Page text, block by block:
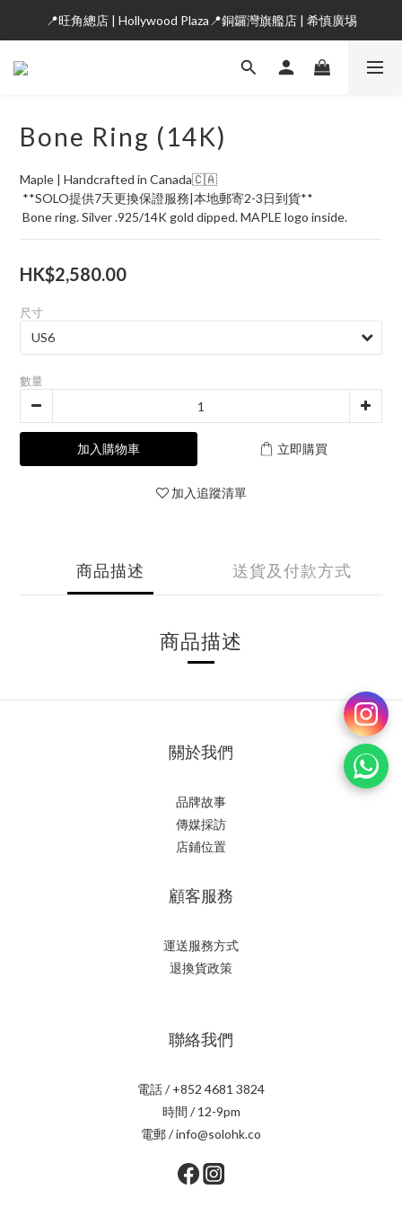
📍旺角總店 | Hollywood Plaza📍銅鑼灣旗艦店 | 希慎廣埸
Bone Ring (14K)
Maple | Handcrafted in Canada🇨🇦
**SOLO提供7天更換保證服務|本地郵寄2-3日到貨**
Bone ring. Silver .925/14K gold dipped. MAPLE logo inside.
HK$2,580.00
尺寸
數量
加入購物車 立即購買
加入追蹤清單
商品描述 送貨及付款方式
商品描述
關於我們
品牌故事
傳媒採訪
店鋪位置
顧客服務
運送服務方式
退換貨政策
聯絡我們
電話 / +852 4681 3824
時間 / 12-9pm
電郵 / info@solohk.co